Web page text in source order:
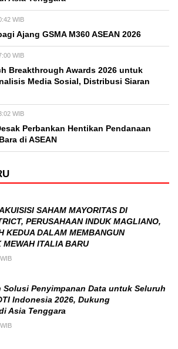
WIB
Ajang GSMA M360 ASEAN 2026
WIB
Breakthrough Awards 2026 untuk
Media Sosial, Distribusi Siaran
WIB
Perbankan Hentikan Pendanaan
di ASEAN
SAHAM MAYORITAS DI
PERUSAHAAN INDUK MAGLIANO,
KEDUA DALAM MEMBANGUN
MEWAH ITALIA BARU
Solusi Penyimpanan Data untuk Seluruh
Indonesia 2026, Dukung
Asia Tenggara